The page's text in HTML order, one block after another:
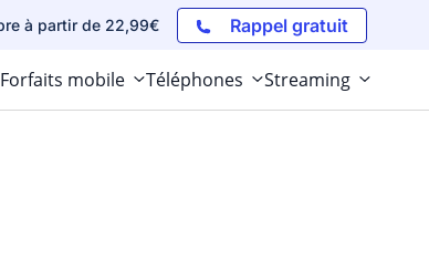
à partir de 22,99€ Rappel gratuit
Forfaits mobile Téléphones Streaming